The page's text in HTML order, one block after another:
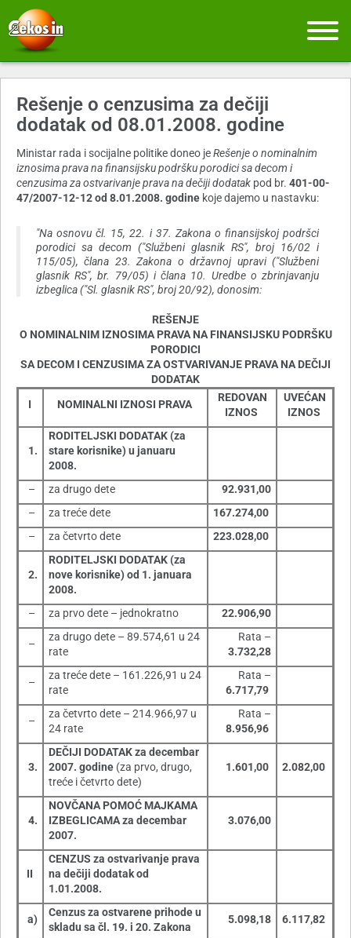
Rešenje o cenzusima za dečiji
dodatak od 08.01.2008. godine
Ministar rada i socijalne politike doneo jeRešenje o nominalnim
iznosima prava na finansijsku podršku porodici sa decom i
cenzusima za ostvarivanje prava na dečiji dodatak pod br. 401-00-
47/2007-12-12 od 8.01.2008. godine koje dajemo u nastavku:
"Na osnovu čl. 15, 22. i 37. Zakona o finansijskoj podršci
porodici sa decom ("Službeni glasnik RS", broj 16/02 i
115/05), člana 23. Zakona o državnoj upravi ("Službeni
glasnik RS", br. 79/05) i člana 10. Uredbe o zbrinjavanju
izbeglica ("Sl. glasnik RS", broj 20/92), donosim:
REŠENJE
O NOMINALNIM IZNOSIMA PRAVA NA FINANSIJSKU PODRŠKU
PORODICI
SA DECOM I CENZUSIMA ZA OSTVARIVANJE PRAVA NA DEČIJI
DODATAK
I
NOMINALNI IZNOSI PRAVA
REDOVAN
IZNOS
UVEĆAN
IZNOS
1.
RODITELJSKI DODATAK (za
stare korisnike) u januaru
2008.
–
za drugo dete
92.931,00
–
za treće dete
167.274,00
–
za četvrto dete 223.028,00
2.
RODITELJSKI DODATAK (za
nove korisnike) od 1. januara
2008.
–
za prvo dete – jednokratno 22.906,90
–
za drugo dete – 89.574,61 u 24
rate
Rata –
3.732,28
–
za treće dete – 161.226,91 u 24
rate
Rata –
6.717,79
–
za četvrto dete – 214.966,97 u
24 rate
Rata –
8.956,96
3.
DEČIJI DODATAK za decembar
2007. godine (za prvo, drugo,
treće i četvrto dete)
1.601,00 2.082,00
4.
NOVČANA POMOĆ MAJKAMA
IZBEGLICAMA za decembar
2007.
3.076,00
II
CENZUS za ostvarivanje prava
na dečiji dodatak od
1.01.2008.
a)
Cenzus za ostvarene prihode u
skladu sa čl. 19. i 20. Zakona
5.098,18 6.117,82